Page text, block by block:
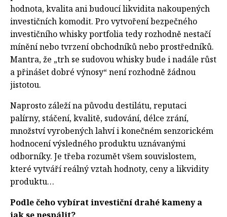
hodnota, kvalita ani budoucí likvidita nakoupených
investičních komodit. Pro vytvoření bezpečného
investičního whisky portfolia tedy rozhodně nestačí
mínění nebo tvrzení obchodníků nebo prostředníků.
Mantra, že „trh se sudovou whisky bude i nadále růst
a přinášet dobré výnosy“ není rozhodně žádnou
jistotou.
Naprosto záleží na původu destilátu, reputaci
palírny, stáčení, kvalitě, sudování, délce zrání,
množství vyrobených lahví i konečném senzorickém
hodnocení výsledného produktu uznávanými
odborníky. Je třeba rozumět všem souvislostem,
které vytváří reálný vztah hodnoty, ceny a likvidity
produktu…
Podle čeho vybírat investiční drahé kameny a